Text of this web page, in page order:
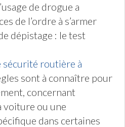
de drogue a
de l’ordre à s’armer
dépistage : le test
sécurité routière à
sont à connaître pour
concernant
voiture ou une
dans certaines